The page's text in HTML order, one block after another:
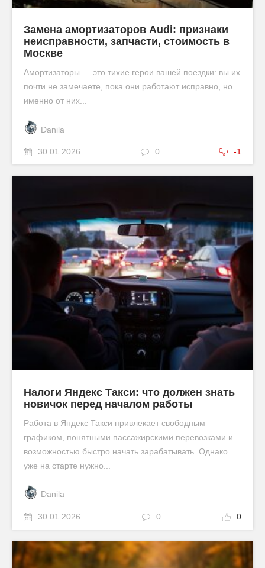
Замена амортизаторов Audi: признаки
неисправности, запчасти, стоимость в
Москве
Амортизаторы — это тихие герои вашей поездки: вы их
почти не замечаете, пока они работают исправно, но
именно от них...
Danila
30.01.2026 0 -1
Налоги Яндекс Такси: что должен знать
новичок перед началом работы
Работа в Яндекс Такси привлекает свободным
графиком, понятными пассажирскими перевозками и
возможностью быстро начать зарабатывать. Однако
уже на старте нужно...
Danila
30.01.2026 0 0